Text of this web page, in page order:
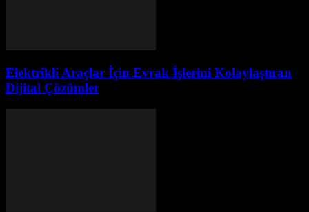
Elektrikli Araçlar İçin Evrak İşlerini Kolaylaştıran
Dijital Çözümler